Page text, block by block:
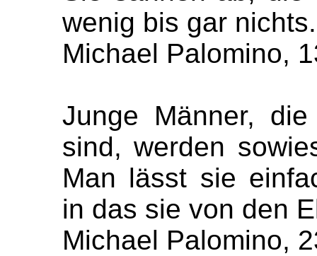
wenig bis gar
Michael Palomino,
Junge Männer,
sind, werden
Man lässt sie
in das sie von den
Michael Palomino,